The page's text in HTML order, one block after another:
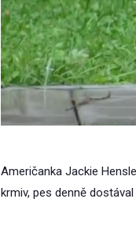
Američanka Jackie
krmiv, pes denně